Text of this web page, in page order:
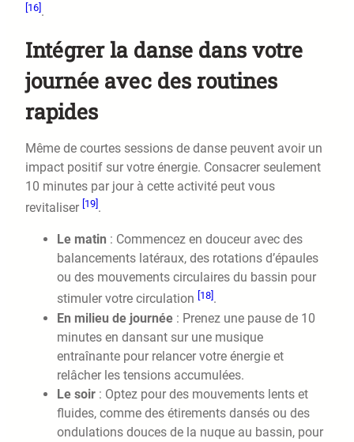
[16].
Intégrer la danse dans votre
journée avec des routines
rapides
Même de courtes sessions de danse peuvent avoir un
impact positif sur votre énergie. Consacrer seulement
10 minutes par jour à cette activité peut vous
revitaliser [19] .
Le matin : Commencez en douceur avec des
balancements latéraux, des rotations d’épaules
ou des mouvements circulaires du bassin pour
stimuler votre circulation [18].
En milieu de journée : Prenez une pause de 10
minutes en dansant sur une musique
entraînante pour relancer votre énergie et
relâcher les tensions accumulées.
Le soir : Optez pour des mouvements lents et
fluides, comme des étirements dansés ou des
ondulations douces de la nuque au bassin, pour